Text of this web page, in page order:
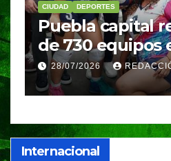
CIUDAD DEPORTES
Puebla capital
de 730 equipos
Festival Máster
28/07/2026
Internacional